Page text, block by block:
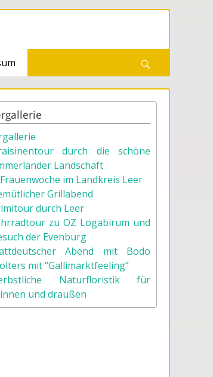
durch die schöne
Landschaft
Frauenwoche im Landkreis Leer
Grillabend
durch Leer
zu OZ Logabirum und
der Evenburg
Abend mit Bodo
mit “Gallimarktfeeling”
Naturfloristik für
und draußen